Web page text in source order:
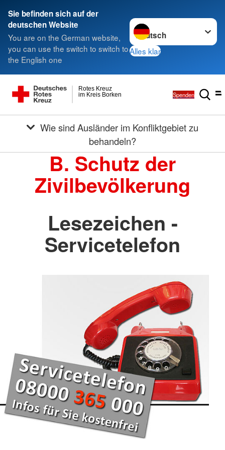
Sie befinden sich auf der
deutschen Website
You are on the German website,
you can use the switch to switch to
the English one
Sprache wechseln zu
Alles klar
im Kreis Borken
Rotes Kreuz
Spenden
behandeln?
B. Schutz der
Zivilbevölkerung
Lesezeichen -
Servicetelefon